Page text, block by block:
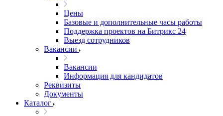
Цены
Базовые и дополнительные часы работы
Поддержка проектов на Битрикс 24
Выезд сотрудников
Вакансии
Вакансии
Информация для кандидатов
Реквизиты
Документы
Каталог